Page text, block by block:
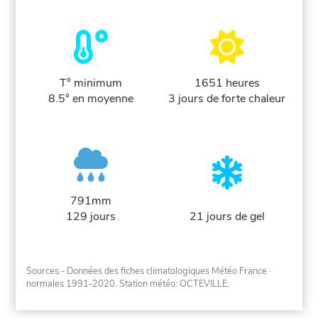
T° minimum
8.5° en moyenne
1651 heures
3 jours de forte chaleur
791mm
129 jours
21 jours de gel
Sources - Données des fiches climatologiques Météo France ·
normales 1991-2020. Station météo: OCTEVILLE.